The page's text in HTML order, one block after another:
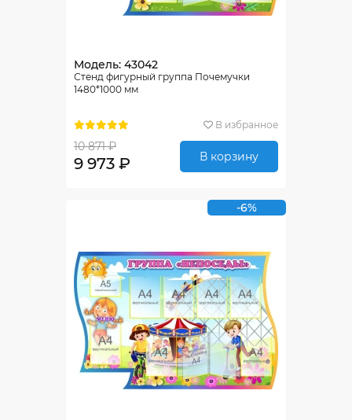
Модель: 43042
Стенд фигурный группа Почемучки
1480*1000 мм
В избранное
10 871 ₽
9 973 ₽ В корзину
-6%